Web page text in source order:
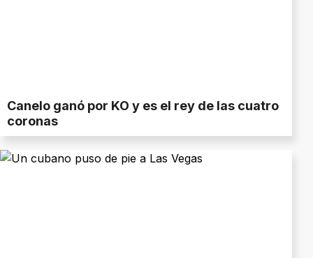
Canelo ganó por KO y es el rey de las cuatro
coronas